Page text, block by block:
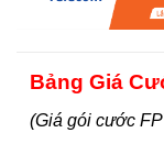
Bảng Giá
(Giá gói cước